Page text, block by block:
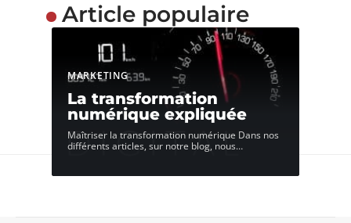
Article populaire
MARKETING
La transformation
numérique expliquée
Maîtriser la transformation numérique Dans nos
différents articles, sur notre blog, nous…